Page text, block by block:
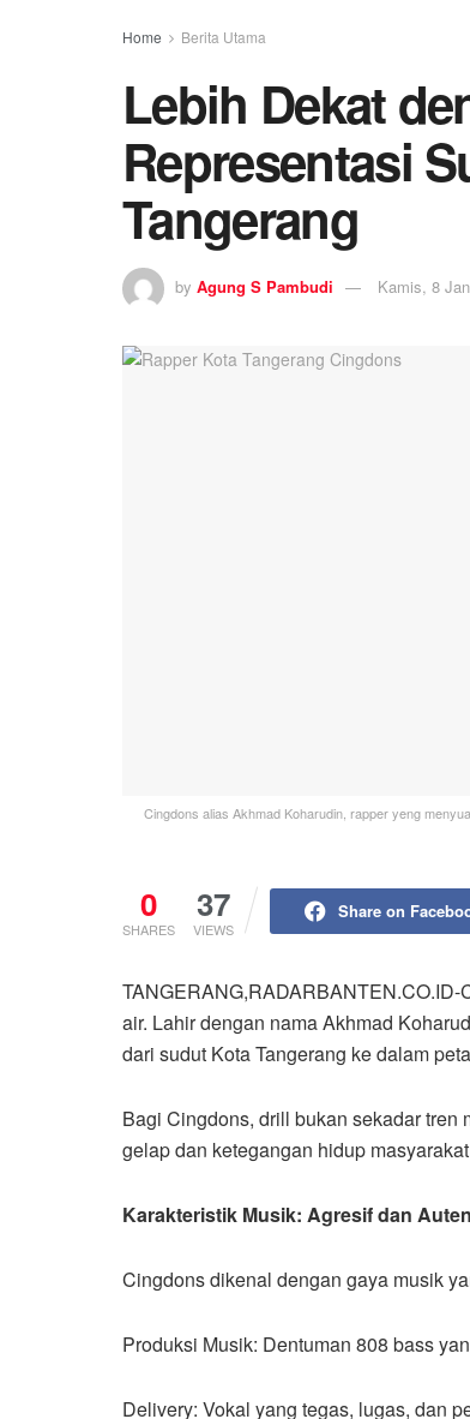
Home Berita Utama
Lebih Dekat
Representasi
Tangerang
by Agung S Pambudi Kamis, 8
Cingdons alias Akhmad Koharudin, rapper yeng
0
SHARES
37
VIEWS
Share on
air. Lahir dengan nama Akhmad
dari sudut Kota Tangerang ke dalam
Bagi Cingdons, drill bukan sekadar
gelap dan ketegangan hidup
Karakteristik Musik: Agresif dan
​Cingdons dikenal dengan gaya musik
​Produksi Musik: Dentuman 808 bass
​Delivery: Vokal yang tegas, lugas, dan